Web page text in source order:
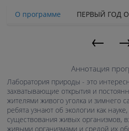
О программе ПЕРВЫЙ ГОД
←
Аннотация
Лаборатория природы - это
захватывающие открытия и
жителями живого уголка и зимнего
ребята узнают об экологии как
существования живых организмов,
живыми организмами и средой их